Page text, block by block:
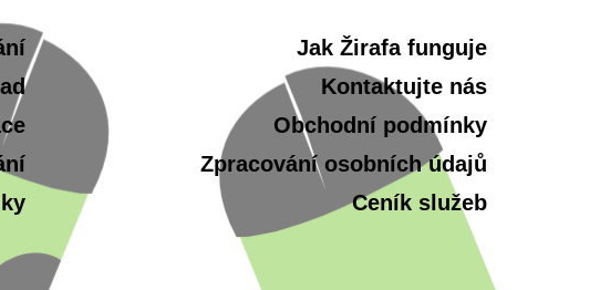
Jak Žirafa funguje
Kontaktujte nás
Obchodní podmínky
Zpracování osobních údajů
Ceník služeb